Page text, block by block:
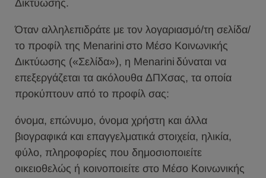
Δικτύωσης.
Όταν αλληλεπιδράτε με τον λογαριασμό/τη σελίδα/
το προφίλ της Menarini στο Μέσο Κοινωνικής
Δικτύωσης («Σελίδα»), η Menarini δύναται να
επεξεργάζεται τα ακόλουθα ΔΠΧσας, τα οποία
προκύπτουν από το προφίλ σας:
όνομα, επώνυμο, όνομα χρήστη και άλλα
βιογραφικά και επαγγελματικά στοιχεία, ηλικία,
φύλο, πληροφορίες που δημοσιοποιείτε
οικειοθελώς ή κοινοποιείτε στο Μέσο Κοινωνικής